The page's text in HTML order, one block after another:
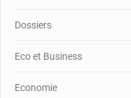
Dossiers
Eco et Business
Economie